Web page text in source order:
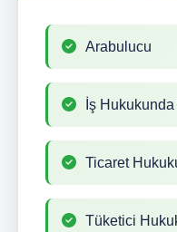
Arabulucu
İş
Ticaret
Tüketici